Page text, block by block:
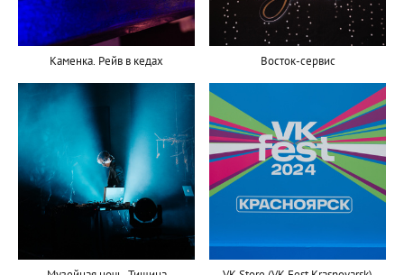
Каменка. Рейв в кедах Восток-сервис